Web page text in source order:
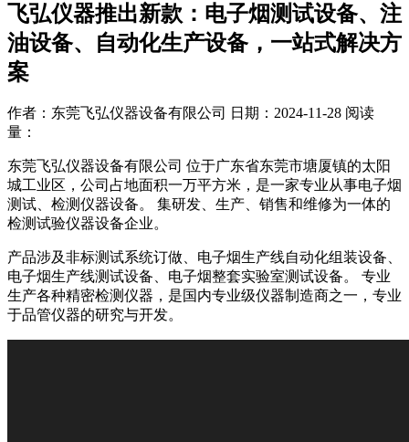
飞弘仪器推出新款：电子烟测试设备、注
油设备、自动化生产设备，一站式解决方
案
作者：东莞飞弘仪器设备有限公司 日期：2024-11-28 阅读
量：
东莞飞弘仪器设备有限公司 位于广东省东莞市塘厦镇的太阳
城工业区，公司占地面积一万平方米，是一家专业从事电子烟
测试、检测仪器设备。 集研发、生产、销售和维修为一体的
检测试验仪器设备企业。
产品涉及非标测试系统订做、电子烟生产线自动化组装设备、
电子烟生产线测试设备、电子烟整套实验室测试设备。 专业
生产各种精密检测仪器，是国内专业级仪器制造商之一，专业
于品管仪器的研究与开发。